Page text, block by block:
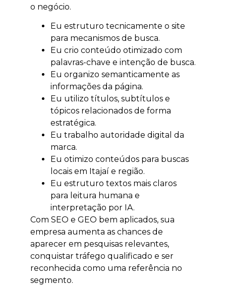
o negócio.
Eu estruturo tecnicamente o site
para mecanismos de busca.
Eu crio conteúdo otimizado com
palavras-chave e intenção de busca.
Eu organizo semanticamente as
informações da página.
Eu utilizo títulos, subtítulos e
tópicos relacionados de forma
estratégica.
Eu trabalho autoridade digital da
marca.
Eu otimizo conteúdos para buscas
locais em Itajaí e região.
Eu estruturo textos mais claros
para leitura humana e
interpretação por IA.
Com SEO e GEO bem aplicados, sua
empresa aumenta as chances de
aparecer em pesquisas relevantes,
conquistar tráfego qualificado e ser
reconhecida como uma referência no
segmento.